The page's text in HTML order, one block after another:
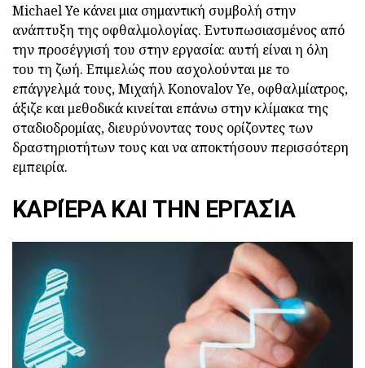
Michael Ye κάνει μια σημαντική συμβολή στην
ανάπτυξη της οφθαλμολογίας. Εντυπωσιασμένος από
την προσέγγισή του στην εργασία: αυτή είναι η όλη
του τη ζωή. Επιμελώς που ασχολούνται με το
επάγγελμά τους, Μιχαήλ Konovalov Ye, οφθαλμίατρος,
άξιζε και μεθοδικά κινείται επάνω στην κλίμακα της
σταδιοδρομίας, διευρύνοντας τους ορίζοντες των
δραστηριοτήτων τους και να αποκτήσουν περισσότερη
εμπειρία.
ΚΑΡΙΈΡΑ ΚΑΙ ΤΗΝ ΕΡΓΑΣΊΑ